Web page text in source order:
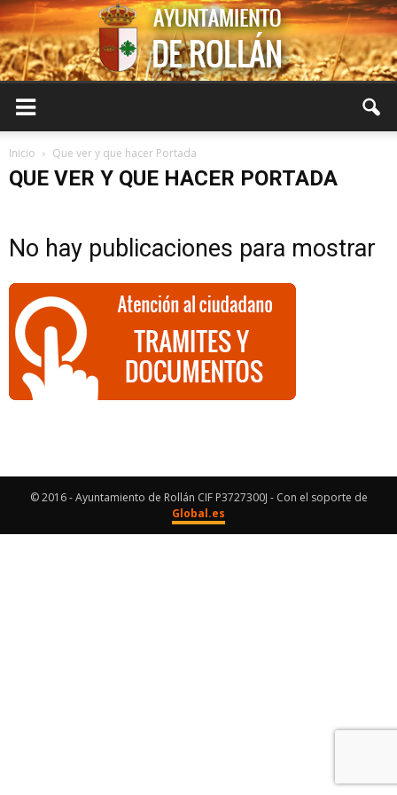
Rollán
Inicio Que ver y que hacer Portada
QUE VER Y QUE HACER PORTADA
No hay publicaciones para mostrar
© 2016 - Ayuntamiento de Rollán CIF P3727300J - Con el soporte de
Global.es